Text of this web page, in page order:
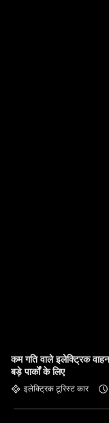
कम गति वाले इलेक्ट्रिक
बड़े पार्कों के लिए
इलेक्ट्रिक टूरिस्ट कार